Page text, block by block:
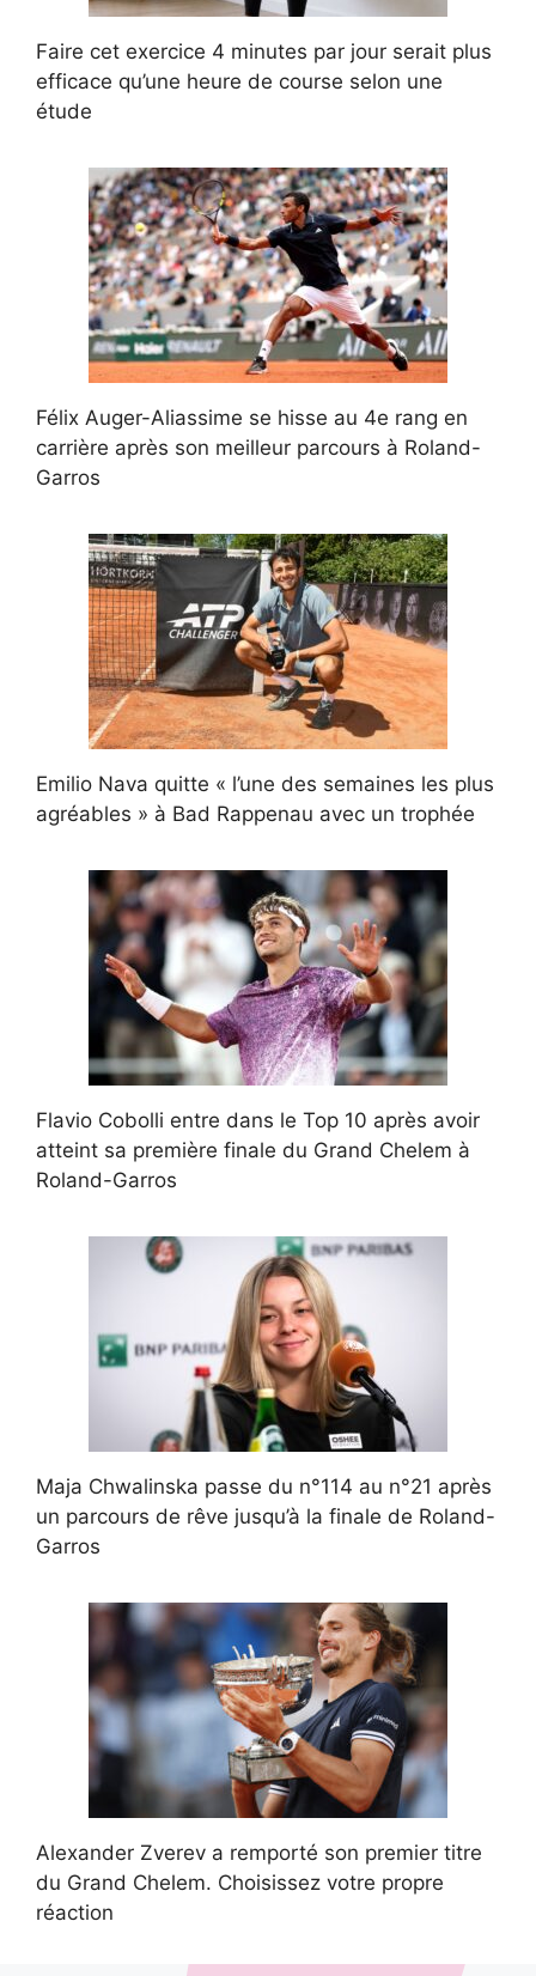
Faire cet exercice 4 minutes par jour serait plus
efficace qu’une heure de course selon une
étude
Félix Auger-Aliassime se hisse au 4e rang en
carrière après son meilleur parcours à Roland-
Garros
Emilio Nava quitte « l’une des semaines les plus
agréables » à Bad Rappenau avec un trophée
Flavio Cobolli entre dans le Top 10 après avoir
atteint sa première finale du Grand Chelem à
Roland-Garros
Maja Chwalinska passe du n°114 au n°21 après
un parcours de rêve jusqu’à la finale de Roland-
Garros
Alexander Zverev a remporté son premier titre
du Grand Chelem. Choisissez votre propre
réaction